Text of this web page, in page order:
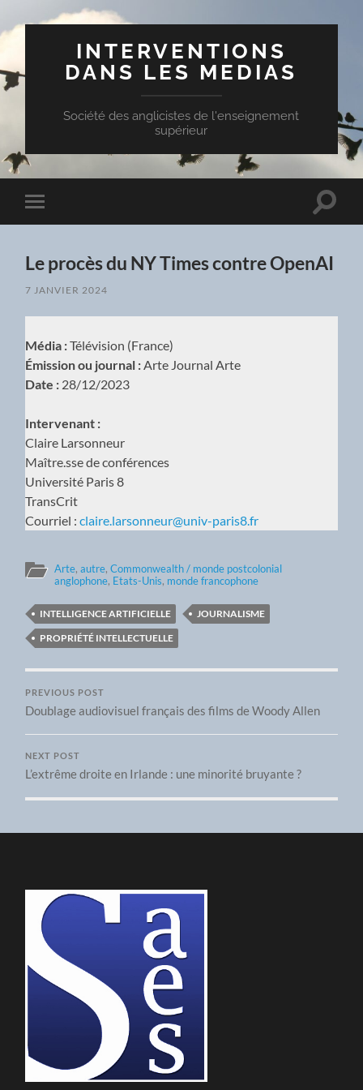
INTERVENTIONS
DANS LES MEDIAS
Société des anglicistes de l'enseignement
supérieur
Toggle
mobile
Toggle
Le procès du NY Times contre OpenAI
7 JANVIER 2024
Média :Télévision (France)
Émission ou journal : Arte Journal Arte
Date : 28/12/2023
Intervenant :
Claire Larsonneur
Maître.sse de conférences
Université Paris 8
TransCrit
Courriel : claire.larsonneur@univ-paris8.fr
Arte,autre,Commonwealth / monde postcolonial
anglophone, Etats-Unis, monde francophone
INTELLIGENCE ARTIFICIELLE
JOURNALISME
PROPRIÉTÉ INTELLECTUELLE
PREVIOUS POST
Doublage audiovisuel français des films de Woody Allen
NEXT POST
L’extrême droite en Irlande : une minorité bruyante ?